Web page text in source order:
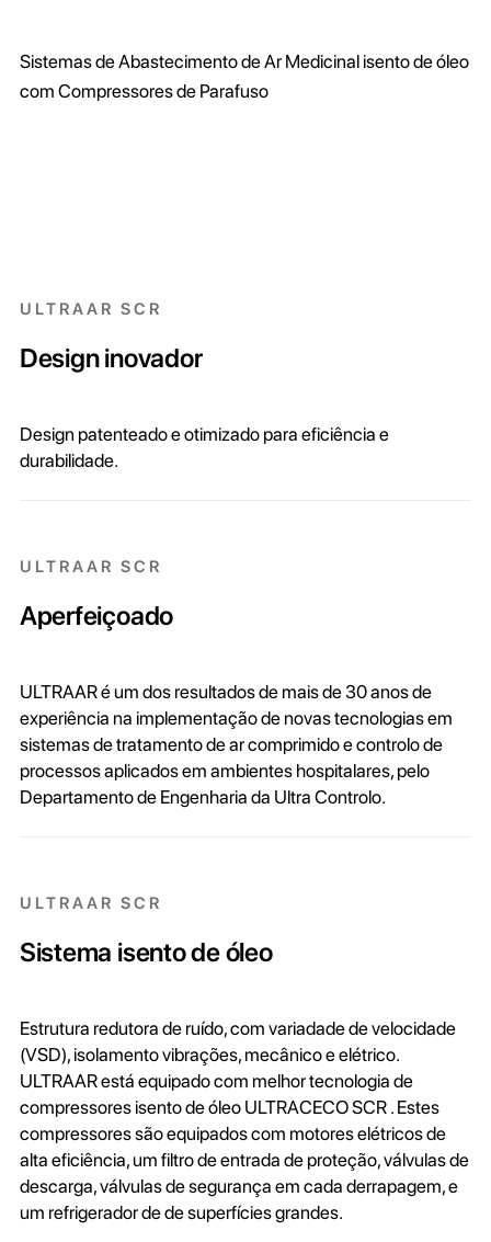
Sistemas de Abastecimento de Ar Medicinal isento de óleo
com Compressores de Parafuso
ULTRAAR SCR
Design inovador
Design patenteado e otimizado para eficiência e
durabilidade.
ULTRAAR SCR
Aperfeiçoado
ULTRAAR é um dos resultados de mais de 30 anos de
experiência na implementação de novas tecnologias em
sistemas de tratamento de ar comprimido e controlo de
processos aplicados em ambientes hospitalares, pelo
Departamento de Engenharia da Ultra Controlo.
ULTRAAR SCR
Sistema isento de óleo
Estrutura redutora de ruído, com variadade de velocidade
(VSD), isolamento vibrações, mecânico e elétrico.
ULTRAAR está equipado com melhor tecnologia de
compressores isento de óleo ULTRACECO SCR . Estes
compressores são equipados com motores elétricos de
alta eficiência, um filtro de entrada de proteção, válvulas de
descarga, válvulas de segurança em cada derrapagem, e
um refrigerador de de superfícies grandes.